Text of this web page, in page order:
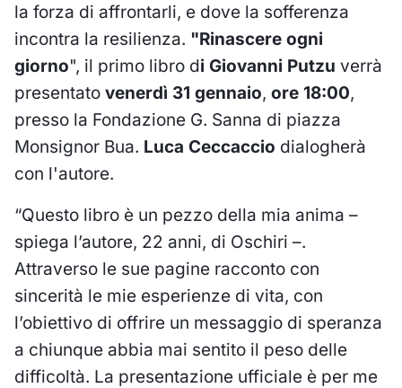
la forza di affrontarli, e dove la sofferenza
incontra la resilienza. "Rinascere ogni
giorno", il primo libro di Giovanni Putzu verrà
presentato venerdì 31 gennaio, ore 18:00,
presso la Fondazione G. Sanna di piazza
Monsignor Bua. Luca Ceccaccio dialogherà
con l'autore.
“Questo libro è un pezzo della mia anima –
spiega l’autore, 22 anni, di Oschiri –.
Attraverso le sue pagine racconto con
sincerità le mie esperienze di vita, con
l’obiettivo di offrire un messaggio di speranza
a chiunque abbia mai sentito il peso delle
difficoltà. La presentazione ufficiale è per me